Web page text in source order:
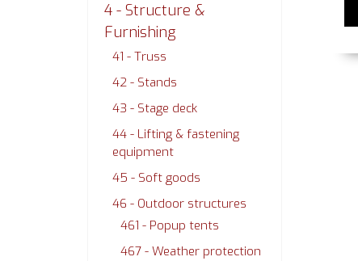
4 - Structure &
Furnishing
41 - Truss
42 - Stands
43 - Stage deck
44 - Lifting & fastening
equipment
45 - Soft goods
46 - Outdoor structures
461 - Popup tents
467 - Weather protection